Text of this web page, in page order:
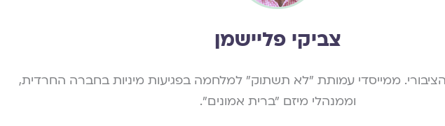
צביקי פליישמן
הציבורי. ממייסדי עמותת "לא תשתוק" למלחמה בפגיעות מיניות בחברה החרדית,
וממנהלי מיזם "ברית אמונים".